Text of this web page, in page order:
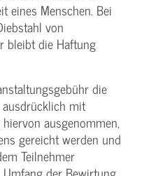
eines Menschen. Bei
von
bleibt die Haftung
die
ausdrücklich mit
ausgenommen,
gereicht werden und
Teilnehmer